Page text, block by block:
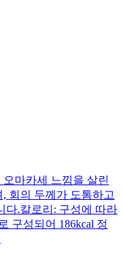
마카세 느낌을 살린
회의 두께가 도톰하고
다.칼로리: 구성에 따라
구성되어 186kcal 정